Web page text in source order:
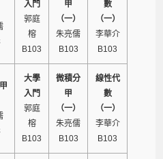
入門
郭庭
榕
B103
甲
（一）
朱亮儒
B103
數
（一）
李華介
B103
大學
入門
郭庭
榕
B103
微積分
甲
（一）
朱亮儒
B103
線性代
數
（一）
李華介
B103